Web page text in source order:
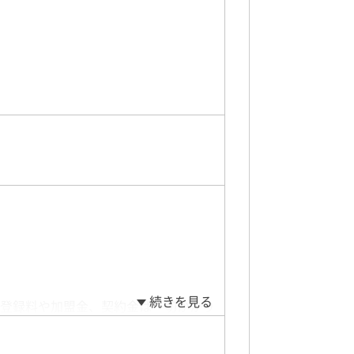
録料や加盟金、契約金は一切かかり
続きを見る